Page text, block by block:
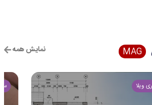
MAG نمایش همه
ویلا